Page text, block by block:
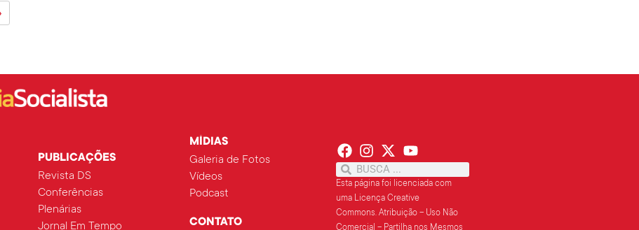
PUBLICAÇÕES
Revista DS
Conferências
Plenárias
Jornal Em Tempo
MÍDIAS
Galeria de Fotos
Vídeos
Podcast
CONTATO
Esta página foi licenciada com
uma Licença Creative
Commons. Atribuição – Uso Não
Comercial – Partilha nos Mesmos